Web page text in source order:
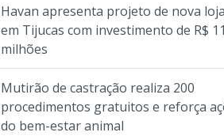
Havan apresenta projeto de nova loja
em Tijucas com investimento de R$
milhões
Mutirão de castração realiza 200
procedimentos gratuitos e reforça
do bem-estar animal